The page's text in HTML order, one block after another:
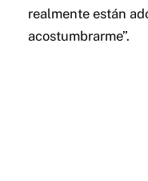
realmente están
acostumbrarme”.